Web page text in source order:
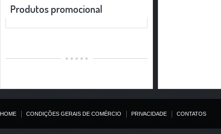
Produtos promocional
HOME CONDIÇÕES GERAIS DE COMÉRCIO PRIVACIDADE CONTATOS